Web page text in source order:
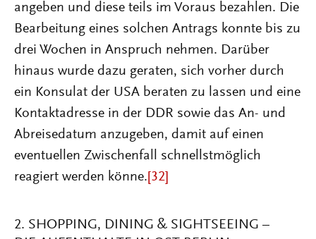
angeben und diese teils im Voraus bezahlen. Die
Bearbeitung eines solchen Antrags konnte bis zu
drei Wochen in Anspruch nehmen. Darüber
hinaus wurde dazu geraten, sich vorher durch
ein Konsulat der USA beraten zu lassen und eine
Kontaktadresse in der DDR sowie das An- und
Abreisedatum anzugeben, damit auf einen
eventuellen Zwischenfall schnellstmöglich
reagiert werden könne. [32]
2. SHOPPING, DINING & SIGHTSEEING –